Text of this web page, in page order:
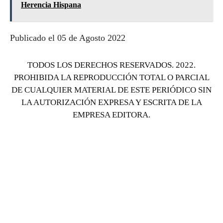
Herencia Hispana
Publicado el 05 de Agosto 2022
TODOS LOS DERECHOS RESERVADOS. 2022.
PROHIBIDA LA REPRODUCCIÓN TOTAL O PARCIAL
DE CUALQUIER MATERIAL DE ESTE PERIÓDICO SIN
LA AUTORIZACIÓN EXPRESA Y ESCRITA DE LA
EMPRESA EDITORA.